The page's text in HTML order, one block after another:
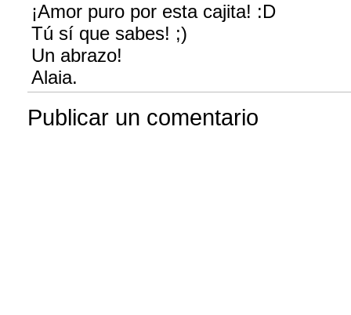
¡Amor puro por esta cajita! :D
Tú sí que sabes! ;)
Un abrazo!
Alaia.
Publicar un comentario